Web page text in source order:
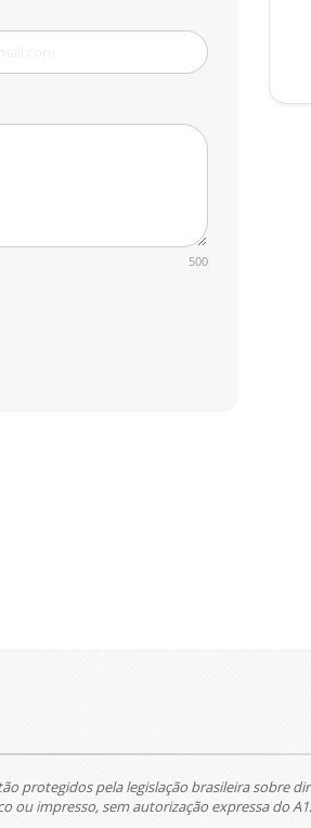
500
protegidos pela legislação brasileira sobre
impresso, sem autorização expressa do